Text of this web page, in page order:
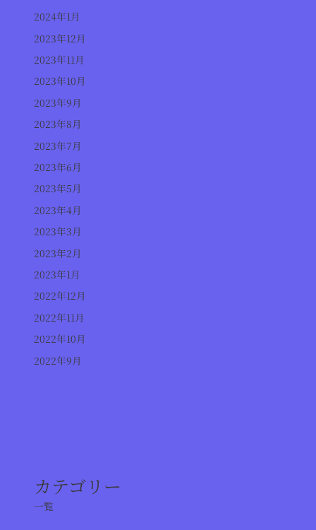
2024年1月
2023年12月
2023年11月
2023年10月
2023年9月
2023年8月
2023年7月
2023年6月
2023年5月
2023年4月
2023年3月
2023年2月
2023年1月
2022年12月
2022年11月
2022年10月
2022年9月
カテゴリー
一覧